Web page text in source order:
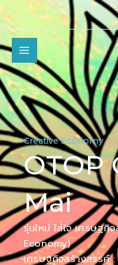
Skip
to
contentMAIN
MENU
Creative Economy
OTOP
Mai
รุ่นใหม่ ใส่ใจ เศรษฐ
Economy)
เศรษฐกิจสร้างสรรค์